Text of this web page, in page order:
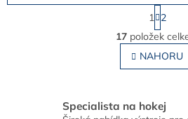
O
v
l
á
c
S
t
r
á
n
k
á
1 2
17 položek
NAHORU
Specialista na hokej